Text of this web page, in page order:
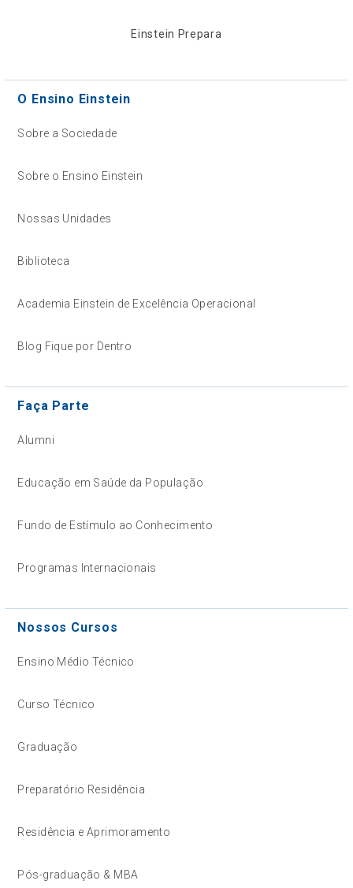
Einstein Prepara
O Ensino Einstein
Sobre a Sociedade
Sobre o Ensino Einstein
Nossas Unidades
Biblioteca
Academia Einstein de Excelência Operacional
Blog Fique por Dentro
Faça Parte
Alumni
Educação em Saúde da População
Fundo de Estímulo ao Conhecimento
Programas Internacionais
Nossos Cursos
Ensino Médio Técnico
Curso Técnico
Graduação
Preparatório Residência
Residência e Aprimoramento
Pós-graduação & MBA